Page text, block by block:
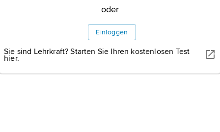
wirtschaftlichen, z. B.oder
Einloggen
Sie sind Lehrkraft? Starten Sie Ihren kostenlosen Test
hier.